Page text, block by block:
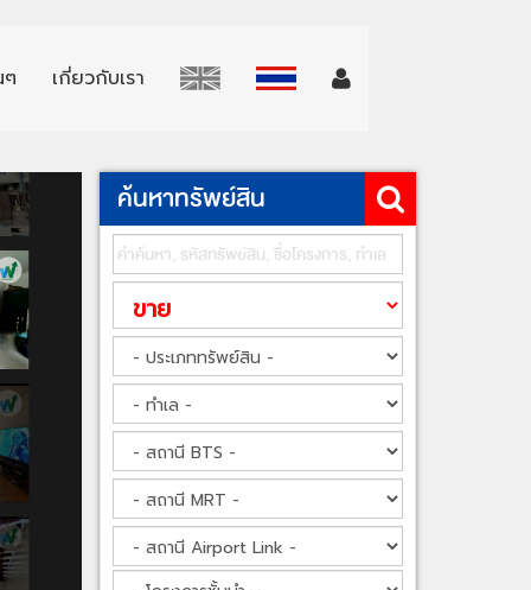
เกี่ยวกับเรา
ค้นหาทรัพย์สิน